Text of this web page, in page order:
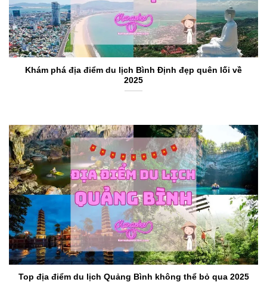
Khám phá địa điểm du lịch Bình Định đẹp quên lối về
2025
Top địa điểm du lịch Quảng Bình không thể bỏ qua 2025